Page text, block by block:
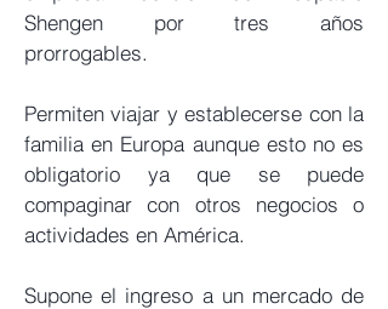
Shengen por tres años
prorrogables.
Permiten viajar y establecerse con la
familia en Europa aunque esto no es
obligatorio ya que se puede
compaginar con otros negocios o
actividades en América.
Supone el ingreso a un mercado de